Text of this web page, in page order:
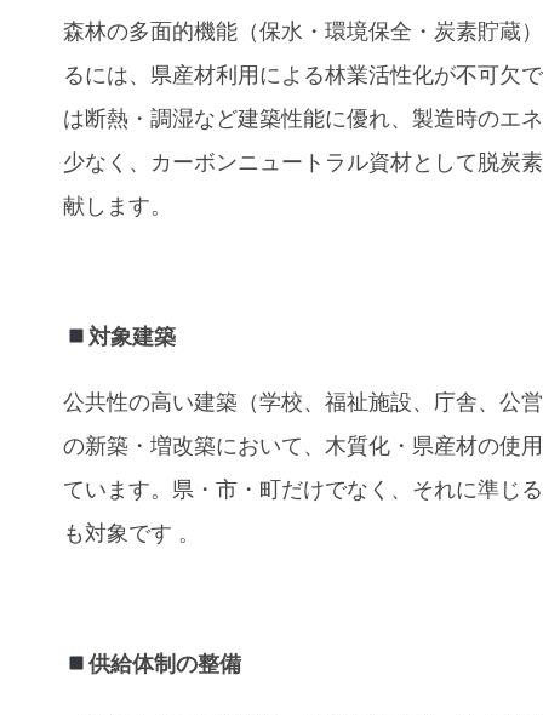
森林の多面的機能（保水・環境保全・炭素貯蔵
るには、県産材利用による林業活性化が不可欠
は断熱・調湿など建築性能に優れ、製造時のエ
少なく、カーボンニュートラル資材として脱炭
献します。
対象建築
公共性の高い建築（学校、福祉施設、庁舎、公
の新築・増改築において、木質化・県産材の使
ています。県・市・町だけでなく、それに準じ
も対象です 。
供給体制の整備